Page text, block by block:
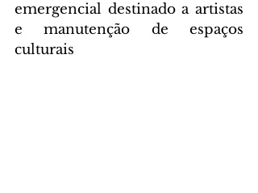
emergencial destinado a artistas
e manutenção de espaços
culturais